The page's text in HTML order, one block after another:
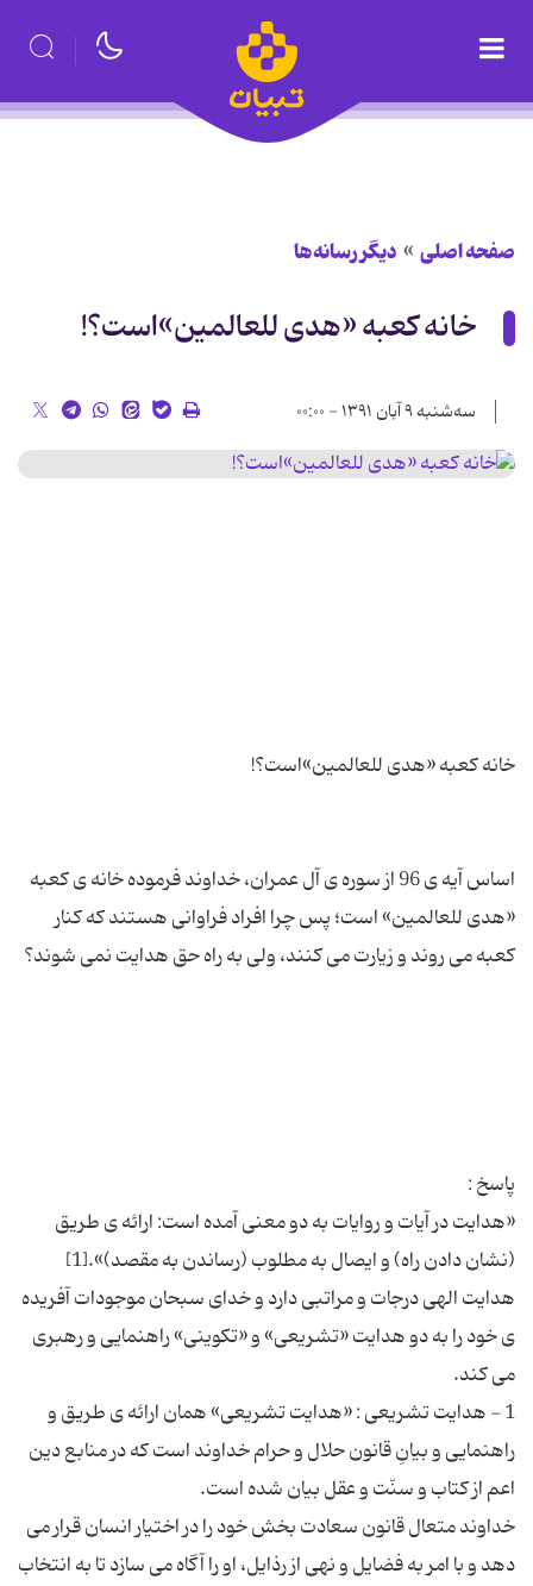
صفحه اصلی دیگر رسانه‌ها
خانه کعبه «هدی للعالمین»است؟!
سه‌شنبه ۹ آبان ۱۳۹۱ - ۰۰:۰۰
اساس آیه ی 96 از سوره ی آل عمران، خداوند فرموده خانه ی كعبه
«هدی للعالمین» است؛ پس چرا افراد فراوانی هستند كه كنار
«هدایت در آیات و روایات به دو معنی آمده است: ارائه ی طریق
هدایت الهی درجات و مراتبی دارد و خدای سبحان موجودات آفریده
ی خود را به دو هدایت «تشریعی» و «تكوینی» راهنمایی و رهبری
1 - هدایت تشریعی : «هدایت تشریعی» همان ارائه ی طریق و
راهنمایی و بیانِ قانون حلال و حرام خداوند است كه در منابع دین
خداوند متعال قانون سعادت بخش خود را در اختیار انسان قرار می
دهد و با امر به فضایل و نهی از رذایل، او را آگاه می سازد تا به انتخاب